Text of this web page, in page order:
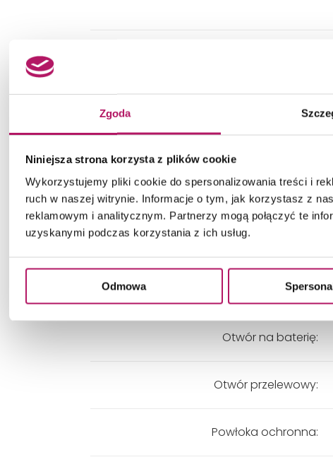
Zgoda
Niniejsza strona korzysta z plików cookie
Wykorzystujemy pliki cookie do spersonalizowania treści i
ruch w naszej witrynie. Informacje o tym, jak korzystasz z
reklamowym i analitycznym. Partnerzy mogą połączyć te
uzyskanymi podczas korzystania z ich usług.
Odmowa
Dokładny wymiar - Szerokość:
Dokładny wymiar - Wysokość:
Kolor:
Otwór na baterię:
Otwór przelewowy:
Powłoka ochronna: